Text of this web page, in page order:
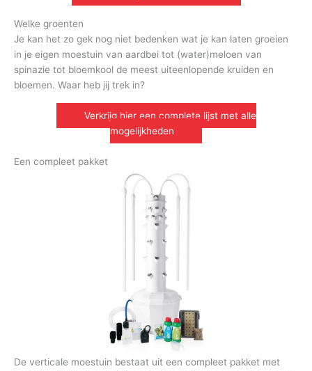
Welke groenten
Je kan het zo gek nog niet bedenken wat je kan laten groeien
in je eigen moestuin van aardbei tot (water)meloen van
spinazie tot bloemkool de meest uiteenlopende kruiden en
bloemen. Waar heb jij trek in?
Verkrijg hier een complete lijst met alle
mogelijkheden
Een compleet pakket
De verticale moestuin bestaat uit een compleet pakket met